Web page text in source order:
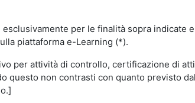
per le finalità sopra indicate
piattaforma e-Learning (*).
per attività di controllo, certificazione di
questo non contrasti con quanto previsto